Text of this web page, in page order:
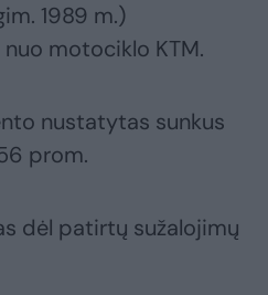
1989 m.)
motociklo KTM.
nustatytas sunkus
prom.
dėl patirtų sužalojimų